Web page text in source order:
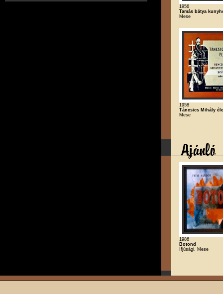
1956
Tamás bátya
Mese
1958
Táncsics Mihály
Mese
1986
Botond
Ifjúsági, Mese